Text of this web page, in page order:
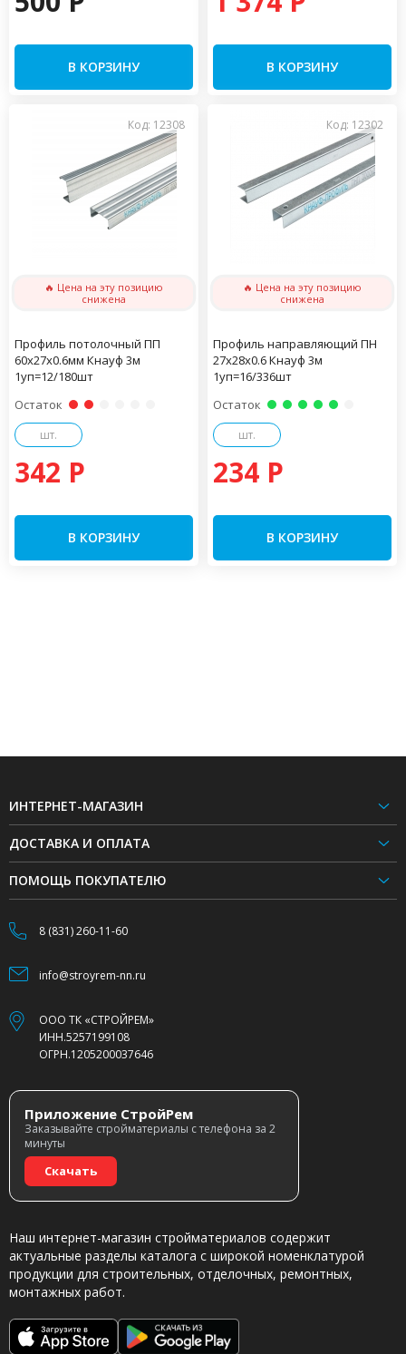
В КОРЗИНУ В КОРЗИНУ
Код: 12308
🔥 Цена на эту позицию
снижена
Профиль потолочный ПП
60х27х0.6мм Кнауф 3м
1уп=12/180шт
Остаток
шт.
342 P
В КОРЗИНУ
Код: 12302
🔥 Цена на эту позицию
снижена
Профиль направляющий ПН
27х28х0.6 Кнауф 3м
1уп=16/336шт
Остаток
шт.
234 P
В КОРЗИНУ
ИНТЕРНЕТ-МАГАЗИН
ДОСТАВКА И ОПЛАТА
ПОМОЩЬ ПОКУПАТЕЛЮ
8 (831) 260-11-60
info@stroyrem-nn.ru
ООО ТК «СТРОЙРЕМ»
ИНН.5257199108
ОГРН.1205200037646
Приложение СтройРем
Заказывайте стройматериалы с телефона за 2
минуты
Скачать
Наш интернет-магазин стройматериалов содержит
актуальные разделы каталога с широкой номенклатурой
продукции для строительных, отделочных, ремонтных,
монтажных работ.